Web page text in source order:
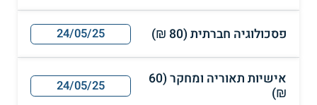
פסכולוגיה חברתית (80 ₪) 24/05/25
אישיות תאוריה ומחקר (60
₪)
24/05/25